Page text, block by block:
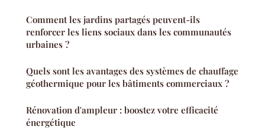
Comment les jardins partagés peuvent-ils
renforcer les liens sociaux dans les communautés
urbaines ?
Quels sont les avantages des systèmes de chauffage
géothermique pour les bâtiments commerciaux ?
Rénovation d'ampleur : boostez votre efficacité
énergétique